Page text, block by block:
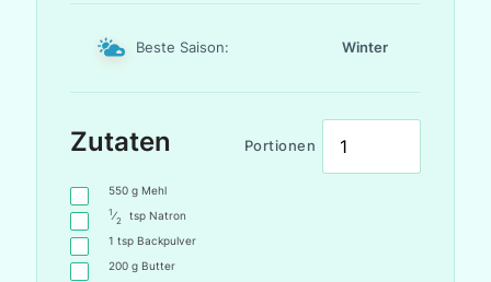
Beste Saison: Winter
Zutaten Portionen
550 gMehl
1 ⁄2 tspNatron
1 tspBackpulver
200 gButter